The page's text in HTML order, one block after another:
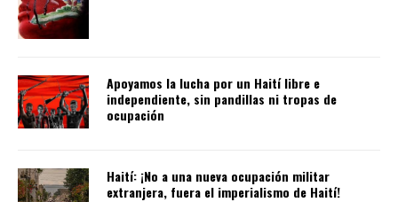
Apoyamos la lucha por un Haití libre e
independiente, sin pandillas ni tropas de
ocupación
Haití: ¡No a una nueva ocupación militar
extranjera, fuera el imperialismo de Haití!